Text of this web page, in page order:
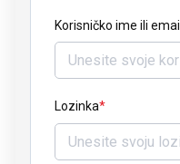
Korisničko ime ili email
Lozinka